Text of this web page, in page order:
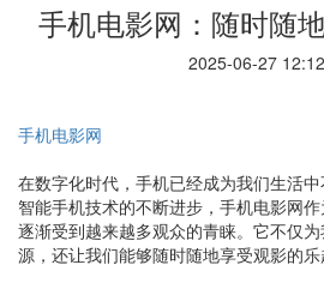
手机电影网：随时随
2025-06-27
手机电影网
在数字化时代，手机已经成为我们生活
智能手机技术的不断进步，手机电影网
逐渐受到越来越多观众的青睐。它不仅
源，还让我们能够随时随地享受观影的乐